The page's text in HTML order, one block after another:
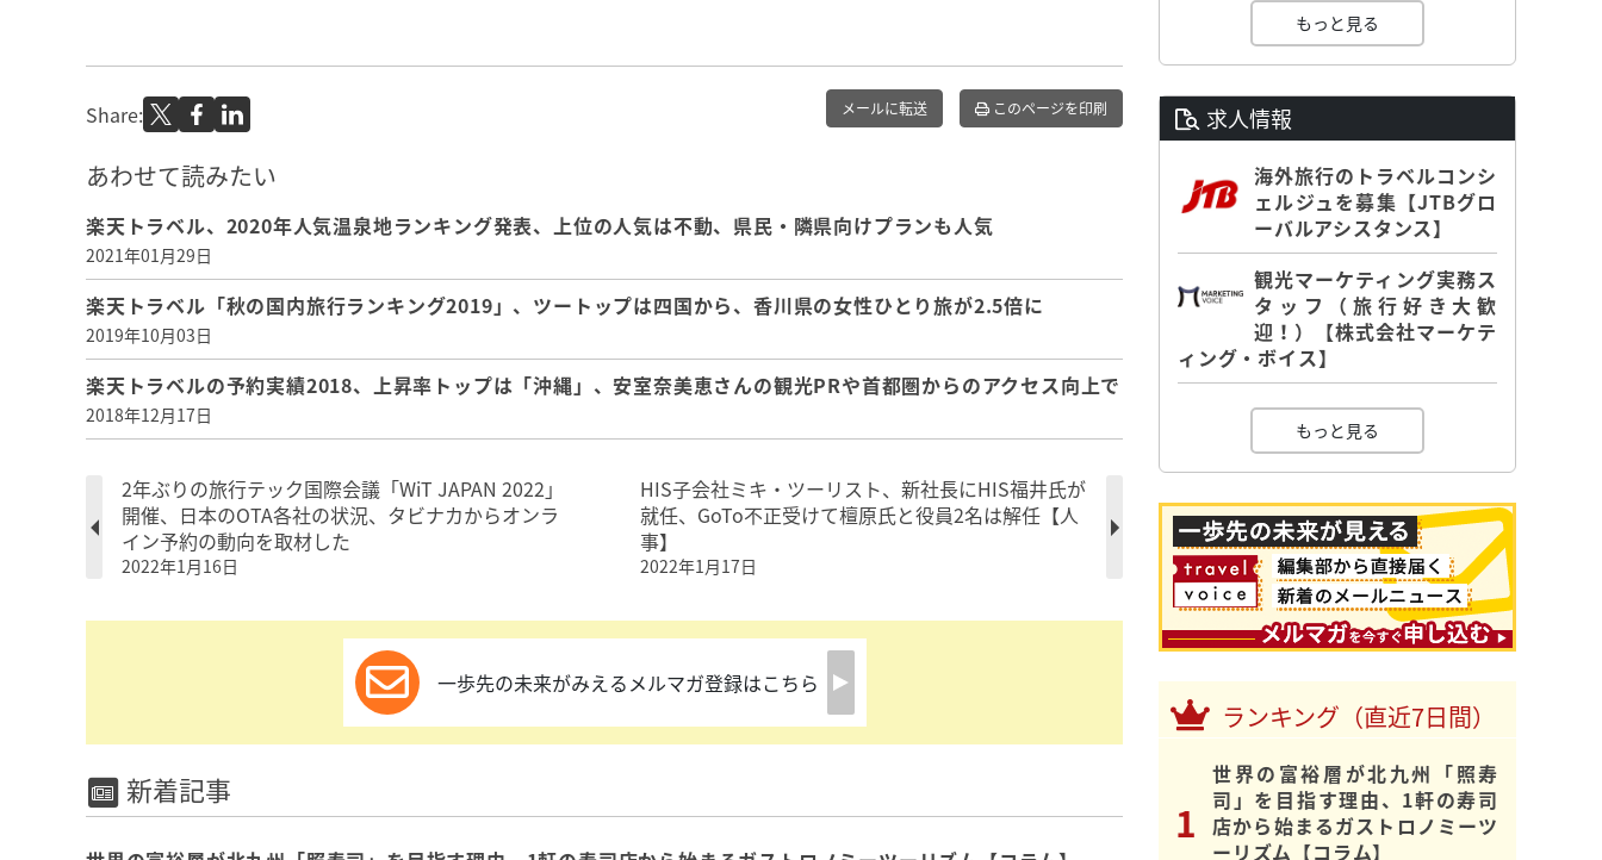
Share: メールに転送 このページを印刷
あわせて読みたい
楽天トラベル、2020年人気温泉地ランキング発表、上位の人気は不動、県民・隣県向けプランも人気
2021年01月29日
楽天トラベル「秋の国内旅行ランキング2019」、ツートップは四国から、香川県の女性ひとり旅が2.5倍に
2019年10月03日
楽天トラベルの予約実績2018、上昇率トップは「沖縄」、安室奈美恵さんの観光PRや首都圏からのアクセス向上で
2018年12月17日
2年ぶりの旅行テック国際会議「WiT JAPAN 2022」
開催、日本のOTA各社の状況、タビナカからオンラ
イン予約の動向を取材した
2022年1月16日
HIS子会社ミキ・ツーリスト、新社長にHIS福井氏が
就任、GoTo不正受けて檀原氏と役員2名は解任【人
事】
2022年1月17日
一歩先の未来がみえるメルマガ登録はこちら
新着記事
もっと見る
求人情報
海外旅行のトラベルコンシ
ェルジュを募集【JTBグロ
ーバルアシスタンス】
観光マーケティング実務ス
タッフ（旅行好き大歓
迎！）【株式会社マーケテ
ィング・ボイス】
もっと見る
ランキング（直近7日間）
世界の富裕層が北九州「照寿
司」を目指す理由、1軒の寿司
店から始まるガストロノミーツ
ーリズム【コラム】